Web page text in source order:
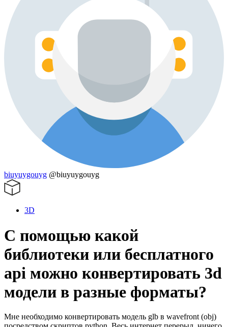
biuyuygouyg @biuyuygouyg
3D
С помощью какой
библиотеки или бесплатного
api можно конвертировать 3d
модели в разные форматы?
Мне необходимо конвертировать модель glb в wavefront (obj)